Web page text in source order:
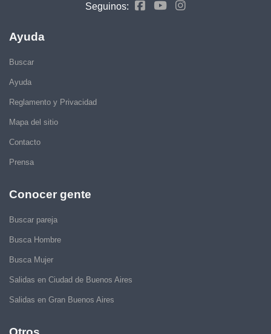
Seguinos:
Ayuda
Buscar
Ayuda
Reglamento y Privacidad
Mapa del sitio
Contacto
Prensa
Conocer gente
Buscar pareja
Busca Hombre
Busca Mujer
Salidas en Ciudad de Buenos Aires
Salidas en Gran Buenos Aires